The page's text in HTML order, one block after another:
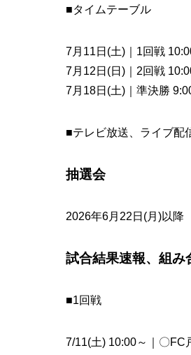
■タイムテーブル
7月11日(土)｜1回戦
7月12日(日)｜2回戦
7月18日(土)｜準決勝
■テレビ放送、ライブ配
抽選会
2026年6月22日(月)以降
試合結果速報、組み
■1回戦
7/11(土) 10:00～｜〇